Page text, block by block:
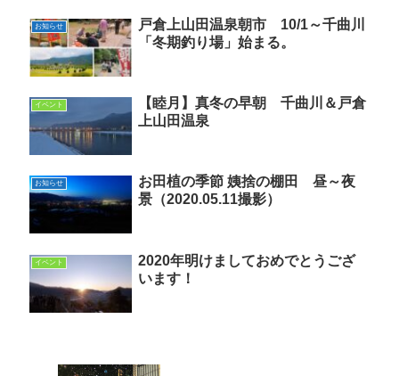
お知らせ
戸倉上山田温泉朝市 10/1～千曲川
「冬期釣り場」始まる。
イベント
【睦月】真冬の早朝 千曲川＆戸倉
上山田温泉
お知らせ
お田植の季節 姨捨の棚田 昼～夜
景（2020.05.11撮影）
イベント
2020年明けましておめでとうござ
います！